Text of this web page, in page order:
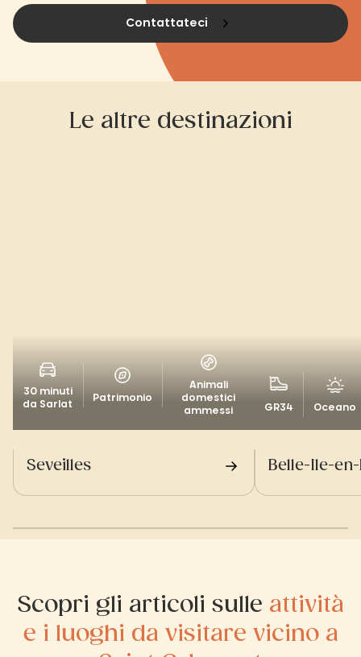
Contattateci
Le altre destinazioni
30 minuti
da Sarlat
Patrimonio
Animali
domestici
ammessi
Seveilles
GR34 Oceano
Belle-Ile-
Scopri gli articoli sulle attività
e i luoghi da visitare vicino a